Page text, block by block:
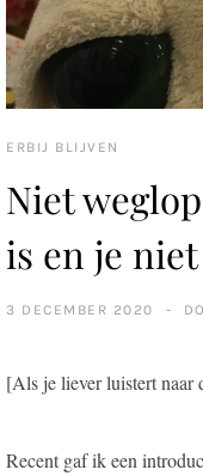
ERBIJ BLIJVEN
Niet
is en je
3 DECEMBER 2020
[Als je liever luistert
Recent gaf ik een